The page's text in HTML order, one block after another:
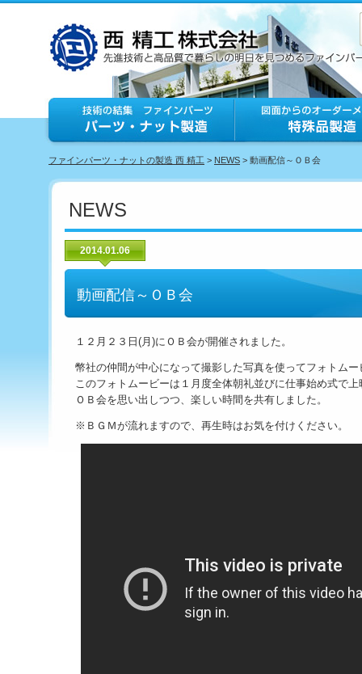
ファインパーツ・ナットの製造 西 精工 > NEWS > 動画配信～ＯＢ会
NEWS
2014.01.06
動画配信～ＯＢ会
１２月２３日(月)にＯＢ会が開催されました。
幣社の仲間が中心になって撮影した写真を使ってフォトムー
このフォトムービーは１月度全体朝礼並びに仕事始め式で上
ＯＢ会を思い出しつつ、楽しい時間を共有しました。
※ＢＧＭが流れますので、再生時はお気を付けください。